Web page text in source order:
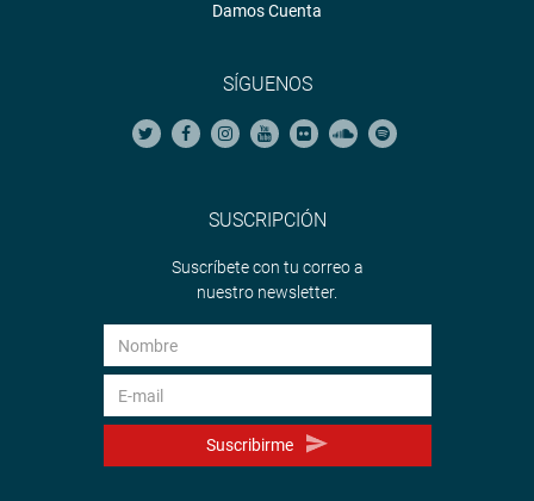
Damos Cuenta
SÍGUENOS
SUSCRIPCIÓN
Suscríbete con tu correo a
nuestro newsletter.
Suscribirme